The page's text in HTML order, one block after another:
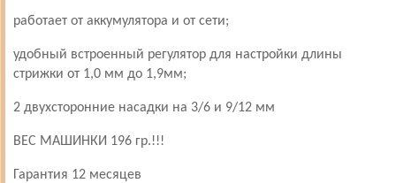
работает от аккумулятора и от сети;
удобный встроенный регулятор для настройки длины
стрижки от 1,0 мм до 1,9мм;
2 двухсторонние насадки на 3/6 и 9/12 мм
ВЕС МАШИНКИ 196 гр.!!!
Гарантия 12 месяцев